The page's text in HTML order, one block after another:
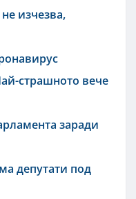
изчезва,
страшното вече
заради
депутати под